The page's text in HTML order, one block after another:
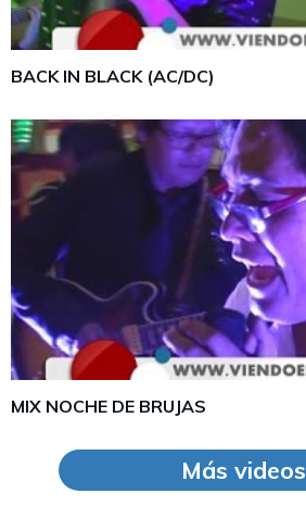
BACK IN BLACK (AC/DC)
MIX NOCHE DE BRUJAS
Más videos